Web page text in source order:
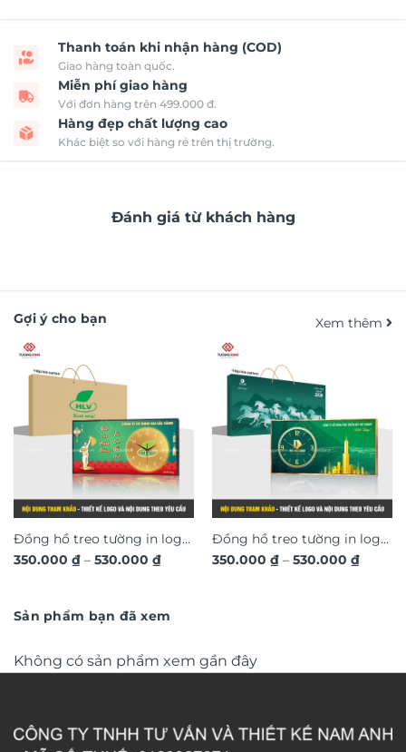
Thanh toán khi nhận hàng (COD)
Giao hàng toàn quốc.
Miễn phí giao hàng
Với đơn hàng trên 499.000 đ.
Hàng đẹp chất lượng cao
Khác biệt so với hàng rẻ trên thị trường.
Đánh giá từ khách hàng
Gợi ý cho bạn Xem thêm
Đồng hồ treo tường in logo
thiết kế theo yêu cầu, quà
350.000 ₫ – 530.000 ₫Khoảng
530.000 ₫
Đồng hồ treo tường in logo
thiết kế theo yêu cầu, quà
350.000 ₫ – 530.000 ₫
Sản phẩm bạn đã xem
Không có sản phẩm xem gần đây